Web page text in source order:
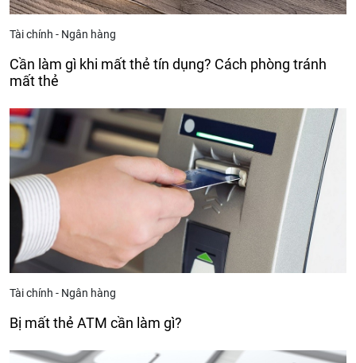
Tài chính - Ngân hàng
Cần làm gì khi mất thẻ tín dụng? Cách phòng tránh
mất thẻ
Tài chính - Ngân hàng
Bị mất thẻ ATM cần làm gì?